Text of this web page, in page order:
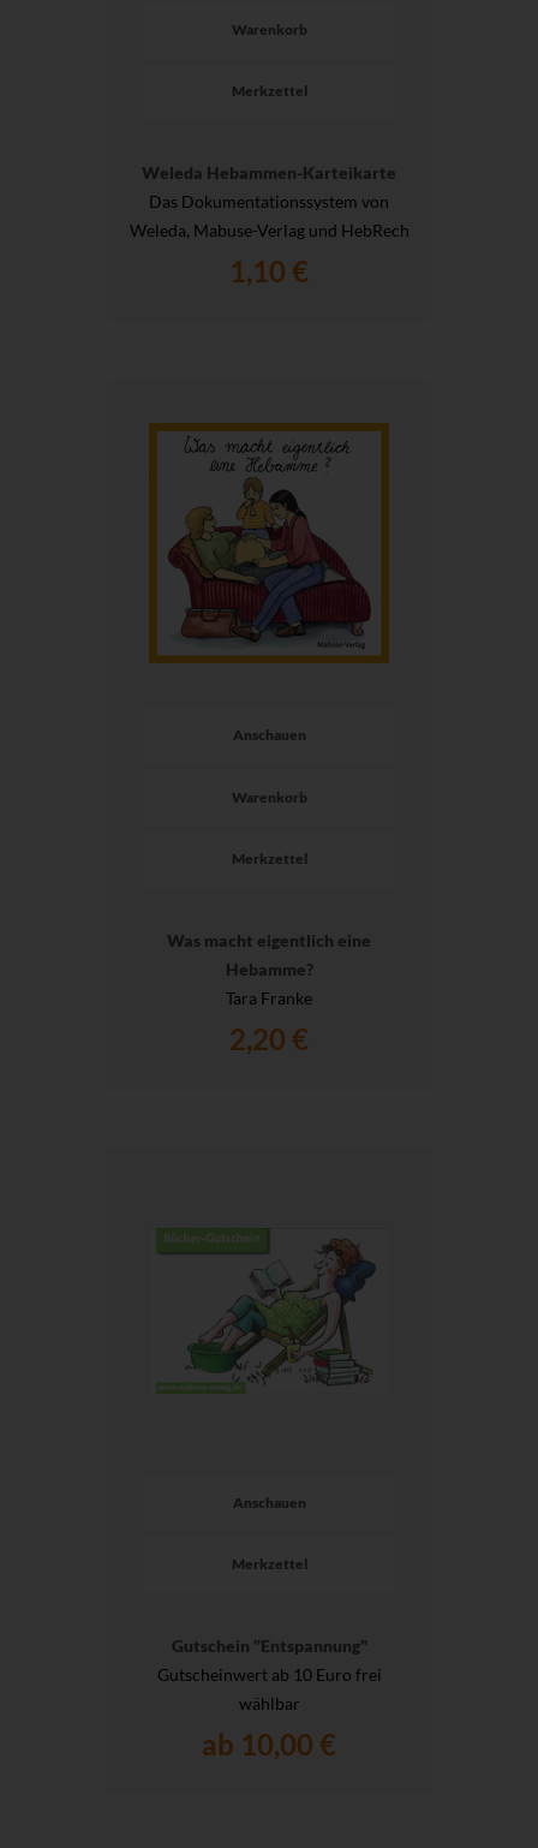
Warenkorb
Merkzettel
Weleda Hebammen-Karteikarte
Das Dokumentationssystem von
Weleda, Mabuse-Verlag und HebRech
1,10 €
Anschauen
Warenkorb
Merkzettel
Was macht eigentlich eine
Hebamme?
Tara Franke
2,20 €
Anschauen
Merkzettel
Gutschein "Entspannung"
Gutscheinwert ab 10 Euro frei
wählbar
ab 10,00 €